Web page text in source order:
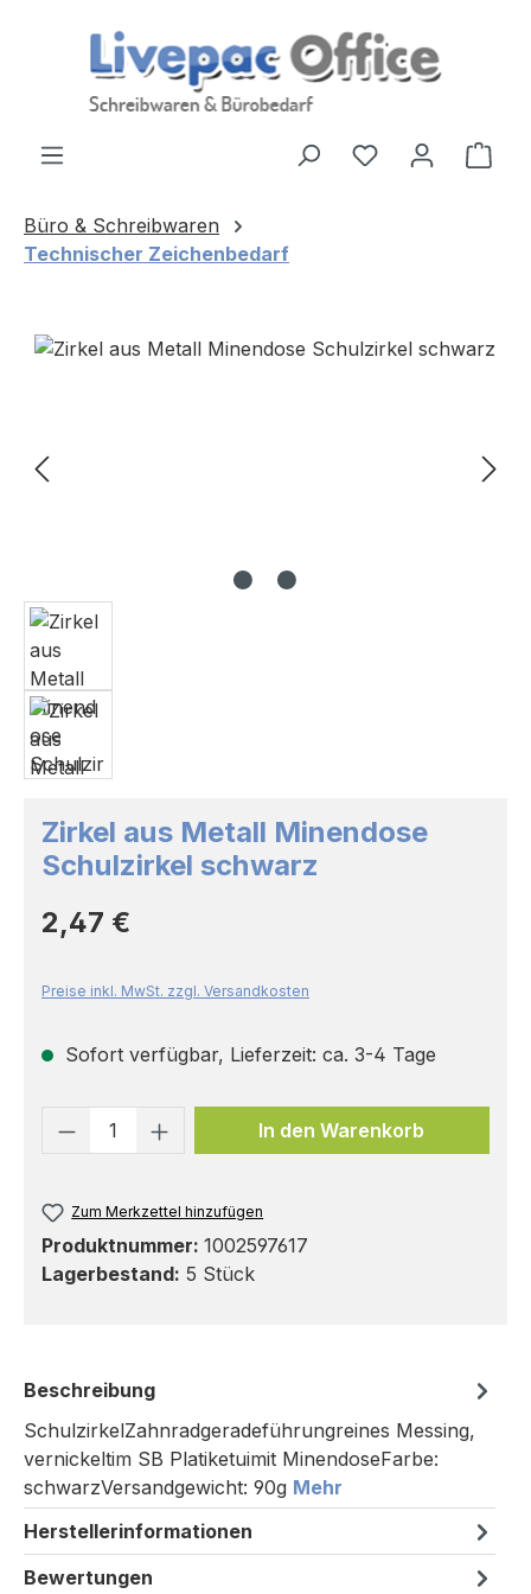
Zum Hauptinhalt springen
Büro & Schreibwaren
Technischer Zeichenbedarf
Bildergalerie überspringen
Zirkel aus Metall Minendose
Schulzirkel schwarz
Regulärer Preis:
2,47 €
Preise inkl. MwSt. zzgl. Versandkosten
Sofort verfügbar, Lieferzeit: ca. 3-4 Tage
Produkt Anzahl: Gib den
In den Warenkorb
Zum Merkzettel hinzufügen
Produktnummer: 1002597617
Lagerbestand: 5 Stück
Beschreibung
SchulzirkelZahnradgeradeführungreines Messing,
vernickeltim SB Platiketuimit MinendoseFarbe:
schwarzVersandgewicht: 90g Mehr
Herstellerinformationen
Bewertungen